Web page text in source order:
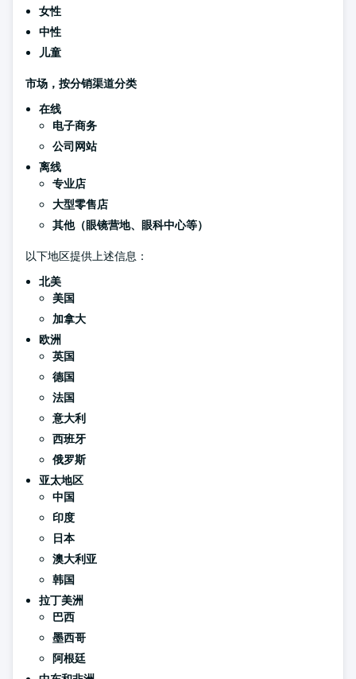
女性
中性
儿童
市场，按分销渠道分类
在线
电子商务
公司网站
离线
专业店
大型零售店
其他（眼镜营地、眼科中心等）
以下地区提供上述信息：
北美
美国
加拿大
欧洲
英国
德国
法国
意大利
西班牙
俄罗斯
亚太地区
中国
印度
日本
澳大利亚
韩国
拉丁美洲
巴西
墨西哥
阿根廷